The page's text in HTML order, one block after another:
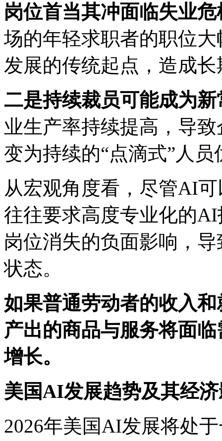
岗位首当其冲面临失业危
场的年轻求职者的职位
发展的传统起点，造成
二是持续裁员可能成为新
业生产率持续提高，导
变为持续的“点滴式”人员
从宏观角度看，尽管AI
往往要求高度专业化的
岗位消失的负面影响，
状态。
如果普通劳动者的收入
产出的商品与服务将面
增长。
美国AI发展趋势及其经
2026年美国AI发展将处